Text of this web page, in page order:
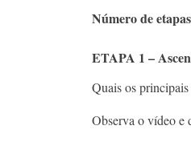
Número de etapas
ETAPA 1 –
Quais os
Observa o vídeo e